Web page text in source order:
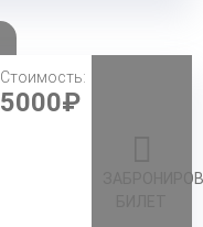
Стоимость:
5000₽